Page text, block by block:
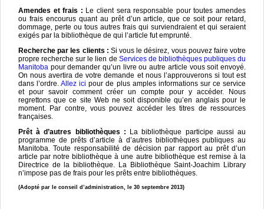
Amendes et frais : Le client sera responsable pour toutes amendes
ou frais encourus quant au prêt d’un article, que ce soit pour retard,
dommage, perte ou tous autres frais qui surviendraient et qui seraient
exigés par la bibliothèque de qui l’article fut emprunté.
Recherche par les clients : Si vous le désirez, vous pouvez faire votre
propre recherche sur le lien de Services de bibliothèques publiques du
Manitoba pour demander qu’un livre ou autre article vous soit envoyé.
On nous avertira de votre demande et nous l’approuverons si tout est
dans l’ordre.Allez ici pour de plus amples informations sur ce service
et pour savoir comment créer un compte pour y accéder. Nous
regrettons que ce site Web ne soit disponible qu’en anglais pour le
moment. Par contre, vous pouvez accéder les titres de ressources
françaises.
Prêt à d’autres bibliothèques : La bibliothèque participe aussi au
programme de prêts d’article à d’autres bibliothèques publiques au
Manitoba. Toute responsabilité de décision par rapport au prêt d’un
article par notre bibliothèque à une autre bibliothèque est remise à la
Directrice de la bibliothèque. La Bibliothèque Saint-Joachim Library
n’impose pas de frais pour les prêts entre bibliothèques.
(Adopté par le conseil d’administration, le 30 septembre 2013)